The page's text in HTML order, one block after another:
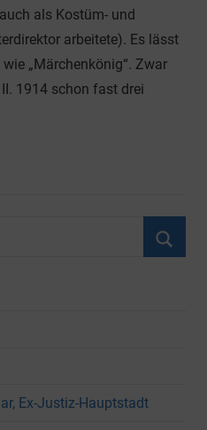
als Kostüm- und
arbeitete). Es lässt
„Märchenkönig“. Zwar
1914 schon fast drei
Ex-Justiz-Hauptstadt